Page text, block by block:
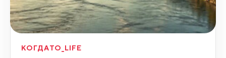
КОГДАТО_LIFE